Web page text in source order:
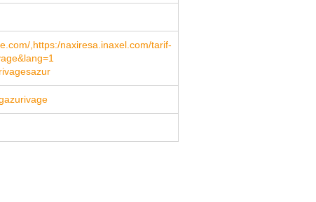
,https:/naxiresa.inaxel.com/tarif-